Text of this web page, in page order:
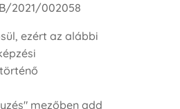
2021/002058
ezért az alábbi
mezőben add